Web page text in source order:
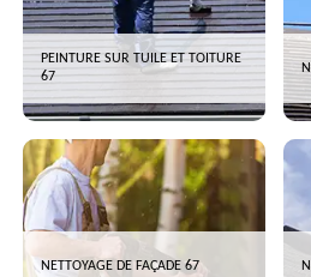
PEINTURE SUR TUILE ET TOITURE
67
NETTOYAGE DE FAÇADE 67